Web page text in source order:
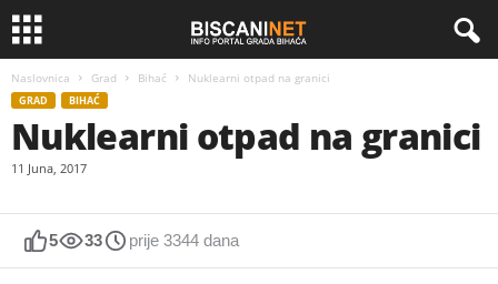
Naslovnica Grad Bihać Nuklearni otpad na granici
GRAD BIHAĆ
Nuklearni otpad na granici
11 Juna, 2017
5 33 prije 3344 dana